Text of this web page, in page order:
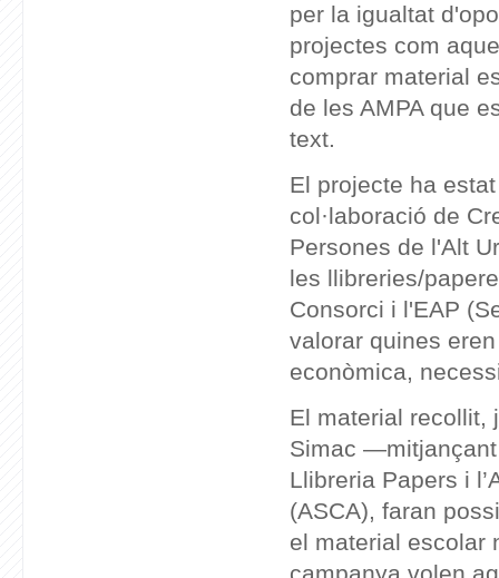
per la igualtat
projectes com
comprar material
de les AMPA que
text.
El projecte ha
col·laboració de
Persones de l'Alt
les llibreries/
Consorci i l'EAP
valorar quines
econòmica,
El material recollit,
Simac
Llibreria Papers i
(ASCA), faran
el material escolar